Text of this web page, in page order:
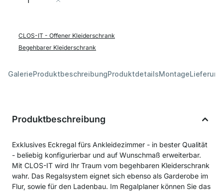
CLOS-IT - Offener Kleiderschrank
Begehbarer Kleiderschrank
GalerieProduktbeschreibungProduktdetailsMontage
Produktbeschreibung
Exklusives Eckregal fürs Ankleidezimmer - in bester Qualität
- beliebig konfigurierbar und auf Wunschmaß erweiterbar.
Mit CLOS-IT wird Ihr Traum vom begehbaren Kleiderschrank
wahr. Das Regalsystem eignet sich ebenso als Garderobe im
Flur, sowie für den Ladenbau. Im Regalplaner können Sie das